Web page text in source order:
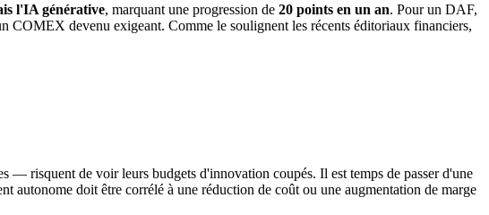
l'IA générative, marquant une progression de 20 points en un an. Pour un DAF,
COMEX devenu exigeant. Comme le soulignent les récents éditoriaux financiers,
— risquent de voir leurs budgets d'innovation coupés. Il est temps de passer d'une
autonome doit être corrélé à une réduction de coût ou une augmentation de marge